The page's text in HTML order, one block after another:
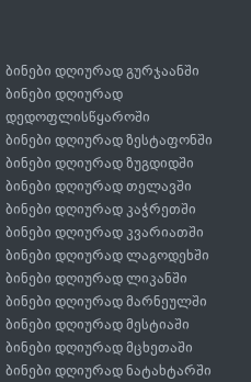
ბინები დღიურად გურჯაანში
ბინები დღიურად
დედოფლისწყაროში
ბინები დღიურად ზესტაფონში
ბინები დღიურად ზუგდიდში
ბინები დღიურად თელავში
ბინები დღიურად კაჭრეთში
ბინები დღიურად კვარიათში
ბინები დღიურად ლაგოდეხში
ბინები დღიურად ლიკანში
ბინები დღიურად მარნეულში
ბინები დღიურად მესტიაში
ბინები დღიურად მცხეთაში
ბინები დღიურად ნატახტარში